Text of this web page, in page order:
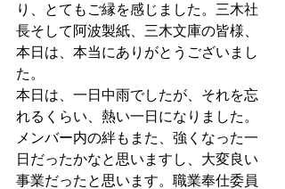
り、とてもご縁を感じました。三木社
長そして阿波製紙、三木文庫の皆様、
本日は、本当にありがとうございまし
た。
本日は、一日中雨でしたが、それを忘
れるくらい、熱い一日になりました。
メンバー内の絆もまた、強くなった一
日だったかなと思いますし、大変良い
事業だったと思います。職業奉仕委員